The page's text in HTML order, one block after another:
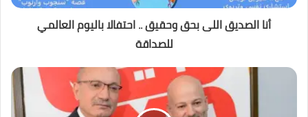
أنا الصديق اللى بحق وحقيق .. احتفالا باليوم العالمي
للصداقة